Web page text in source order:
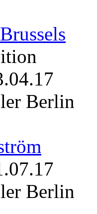
Berlin
Berlin